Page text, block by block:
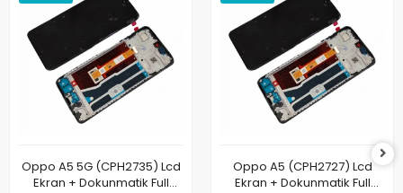
Oppo A5 5G (CPH2735) Lcd
Ekran + Dokunmatik Full
Oppo A5 (CPH2727) Lcd
Ekran + Dokunmatik Full